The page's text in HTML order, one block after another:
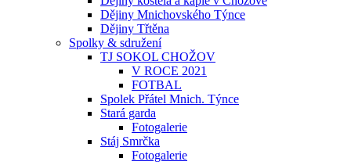
Dějiny Mnichovského Týnce
Dějiny Třtěna
Spolky & sdružení
TJ SOKOL CHOŽOV
V ROCE 2021
FOTBAL
Spolek Přátel Mnich. Týnce
Stará garda
Fotogalerie
Stáj Smrčka
Fotogalerie